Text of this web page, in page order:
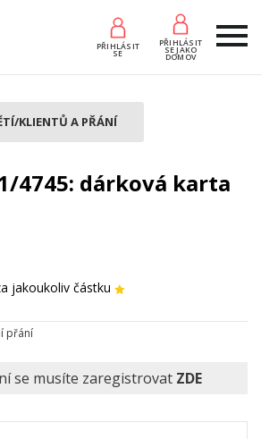
PŘIHLÁSIT
SE
PŘIHLÁSIT
SE JAKO
DOMOV
4745: dárková karta
KLIENTŮ A PŘÁNÍ
jakoukoliv částku
přání
se musíte zaregistrovat ZDE